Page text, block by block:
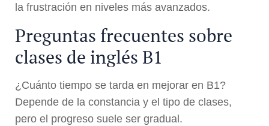
la frustración en niveles más avanzados.
Preguntas frecuentes sobre
clases de inglés B1
¿Cuánto tiempo se tarda en mejorar en B1?
Depende de la constancia y el tipo de clases,
pero el progreso suele ser gradual.